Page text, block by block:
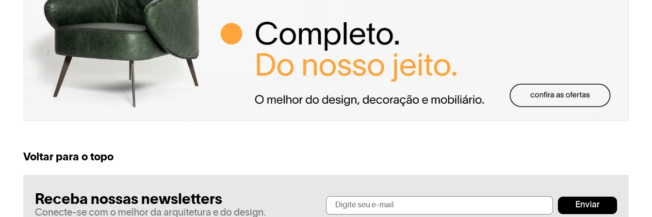
Voltar para o topo
Receba nossas newsletters
Conecte-se com o melhor da arquitetura e do design.
Enviar